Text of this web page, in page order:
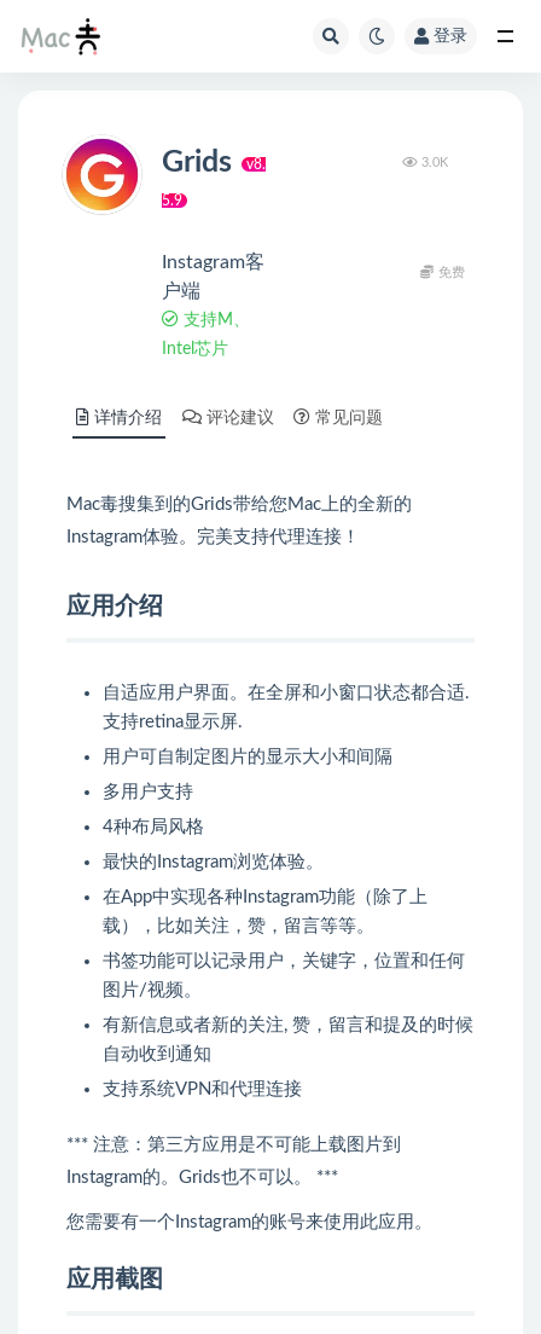
登录
Grids v8.
5.9
Instagram客
户端
支持M、
Intel芯片
3.0K
免费
详情介绍 评论建议 常见问题
Mac毒搜集到的Grids带给您Mac上的全新的
Instagram体验。完美支持代理连接！
应用介绍
自适应用户界面。在全屏和小窗口状态都合适.
支持retina显示屏.
用户可自制定图片的显示大小和间隔
多用户支持
4种布局风格
最快的Instagram浏览体验。
在App中实现各种Instagram功能（除了上
载），比如关注，赞，留言等等。
书签功能可以记录用户，关键字，位置和任何
图片/视频。
有新信息或者新的关注, 赞，留言和提及的时候
自动收到通知
支持系统VPN和代理连接
*** 注意：第三方应用是不可能上载图片到
Instagram的。Grids也不可以。 ***
您需要有一个Instagram的账号来使用此应用。
应用截图